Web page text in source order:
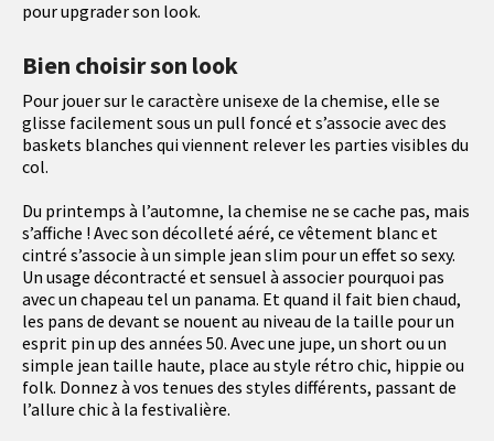
pour upgrader son look.
Bien choisir son look
Pour jouer sur le caractère unisexe de la chemise, elle se
glisse facilement sous un pull foncé et s’associe avec des
baskets blanches qui viennent relever les parties visibles du
col.
Du printemps à l’automne, la chemise ne se cache pas, mais
s’affiche ! Avec son décolleté aéré, ce vêtement blanc et
cintré s’associe à un simple jean slim pour un effet so sexy.
Un usage décontracté et sensuel à associer pourquoi pas
avec un chapeau tel un panama. Et quand il fait bien chaud,
les pans de devant se nouent au niveau de la taille pour un
esprit pin up des années 50. Avec une jupe, un short ou un
simple jean taille haute, place au style rétro chic, hippie ou
folk. Donnez à vos tenues des styles différents, passant de
l’allure chic à la festivalière.